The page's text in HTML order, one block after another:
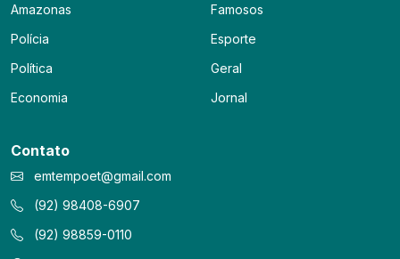
Amazonas
Polícia
Política
Economia
Famosos
Esporte
Geral
Jornal
Contato
emtempoet@gmail.com
(92) 98408-6907
(92) 98859-0110